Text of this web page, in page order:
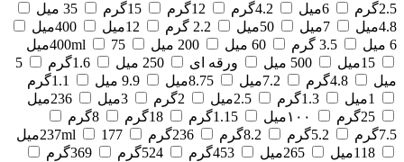
2.5گرم
6میل 4.2گرم 12گرم 15گرم
35 میل
4.8میل
7میل 50میل 2.2 گرم 12میل
400میل
6 میل
3.5 گرم 60 میل 200 میل 400ml
75میل
15میل
500 میل ورقه ای 250 میل 1.6گرم
5
میل
4.8گرم 7.2میل 8.75میل 9.9 میل
1.1گرم
1میل
1.3گرم 2.5میل 2گرم 3میل
236میل
25گرم
۱۰۰میل 1.15گرم 18گرم
8گرم
7.5گرم
5.2گرم 8.2گرم 236گرم 237ml
177میل
118میل
265میل 453گرم 524گرم
369گرم